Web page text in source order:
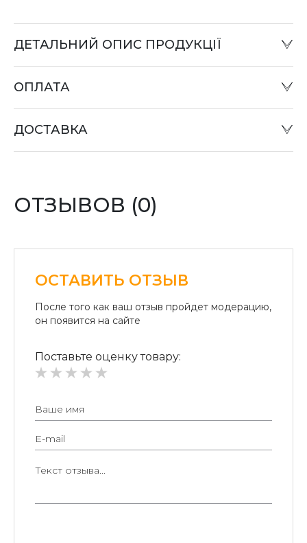
ДЕТАЛЬНИЙ ОПИС ПРОДУКЦІЇ
или при отправке «Наложенным платежом» в
«Райффайзен Банк Аваль»
Безналичный расчет для юридических лиц:
ОПЛАТА
ДОСТАВКА
ОТЗЫВОВ (0)
ОСТАВИТЬ ОТЗЫВ
После того как ваш отзыв пройдет модерацию,
он появится на сайте
Поставьте оценку товару: